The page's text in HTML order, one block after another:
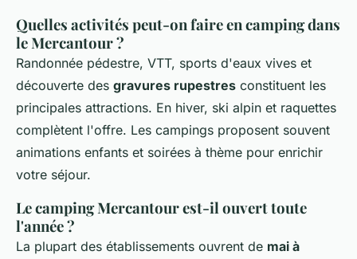
Quelles activités peut-on faire en camping dans
le Mercantour ?
Randonnée pédestre, VTT, sports d'eaux vives et
découverte des gravures rupestres constituent les
principales attractions. En hiver, ski alpin et raquettes
complètent l'offre. Les campings proposent souvent
animations enfants et soirées à thème pour enrichir
votre séjour.
Le camping Mercantour est-il ouvert toute
l'année ?
La plupart des établissements ouvrent de mai à